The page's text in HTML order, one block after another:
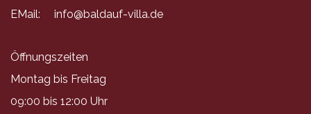
EMail: info@baldauf-villa.de
Öffnungszeiten
Montag bis Freitag
09:00 bis 12:00 Uhr